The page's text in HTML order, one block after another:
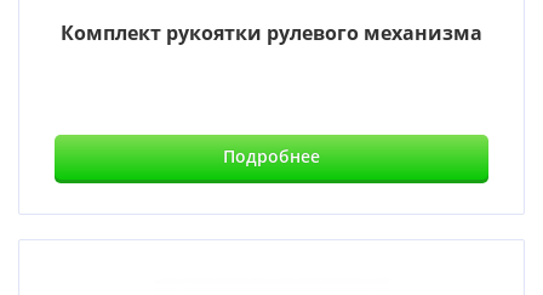
Комплект рукоятки рулевого механизма
Подробнее